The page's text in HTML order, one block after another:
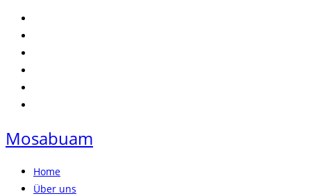
Zum
Inhalt
springen
Mosabuam
Home
Über uns